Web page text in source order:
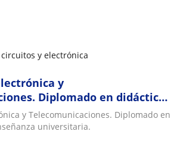
y electrónica
y
Diplomado en didáctica
universitaria
y Telecomunicaciones. Diplomado en
universitaria.